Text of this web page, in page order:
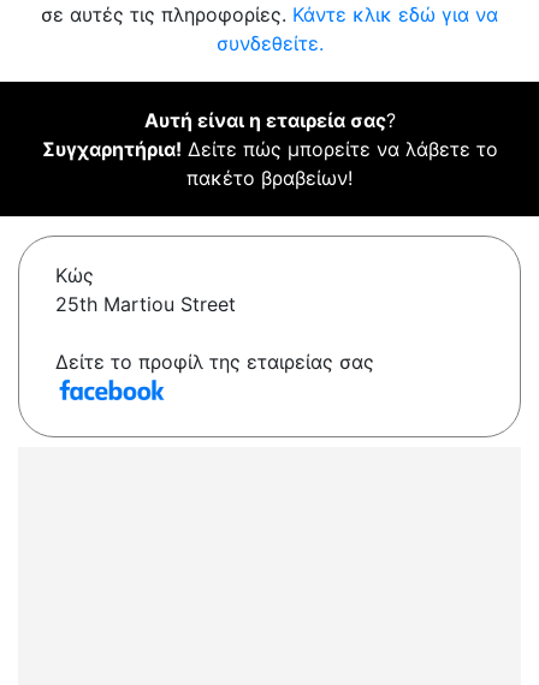
σε αυτές τις πληροφορίες. Κάντε κλικ εδώ για να
συνδεθείτε.
Αυτή είναι η εταιρεία σας?
Συγχαρητήρια! Δείτε πώς μπορείτε να λάβετε το
πακέτο βραβείων!
Κώς
25th Martiou Street
Δείτε το προφίλ της εταιρείας σας